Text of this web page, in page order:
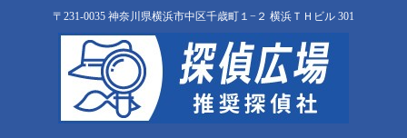
〒231-0035 神奈川県横浜市中区千歳町１−２ 横浜ＴＨビル 301